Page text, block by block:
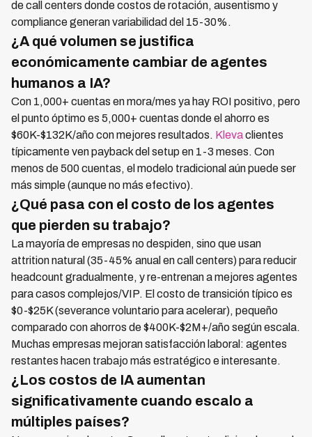
de call centers donde costos de rotación, ausentismo y
compliance generan variabilidad del 15-30%.
¿A qué volumen se justifica
económicamente cambiar de agentes
humanos a IA?
Con 1,000+ cuentas en mora/mes ya hay ROI positivo, pero
el punto óptimo es 5,000+ cuentas donde el ahorro es
$60K-$132K/año con mejores resultados. Klevaclientes
típicamente ven payback del setup en 1-3 meses. Con
menos de 500 cuentas, el modelo tradicional aún puede ser
más simple (aunque no más efectivo).
¿Qué pasa con el costo de los agentes
que pierden su trabajo?
La mayoría de empresas no despiden, sino que usan
attrition natural (35-45% anual en call centers) para reducir
headcount gradualmente, y re-entrenan a mejores agentes
para casos complejos/VIP. El costo de transición típico es
$0-$25K (severance voluntario para acelerar), pequeño
comparado con ahorros de $400K-$2M+/año según escala.
Muchas empresas mejoran satisfacción laboral: agentes
restantes hacen trabajo más estratégico e interesante.
¿Los costos de IA aumentan
significativamente cuando escalo a
múltiples países?